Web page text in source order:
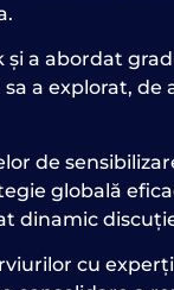
a abordat
a explorat, de
de
globală
dinamic
cu